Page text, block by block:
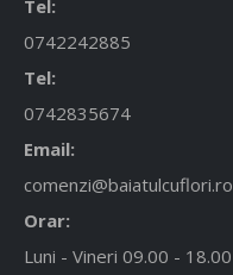
Tel:
0742242885
Tel:
0742835674
Email:
comenzi@baiatulcuflori.ro
Orar:
Luni - Vineri 09.00 - 18.00